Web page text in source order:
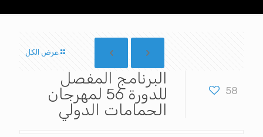
عرض الكل
58
البرنامج المفصل
للدورة 56 لمهرجان
الحمامات الدولي